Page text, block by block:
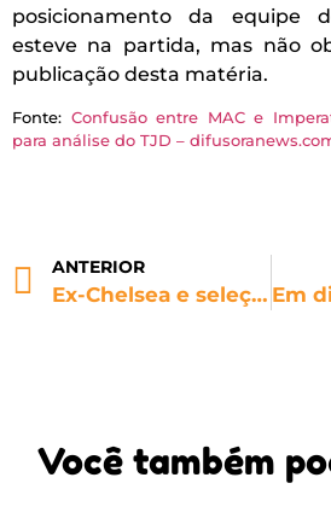
posicionamento da equipe
esteve na partida, mas não
publicação desta matéria.
Fonte: Confusão entre MAC e
para análise do TJD –
ANTERIOR
Ex-Chelsea e seleção inglesa é vítima em acusação de homofobia pela FA
Você também